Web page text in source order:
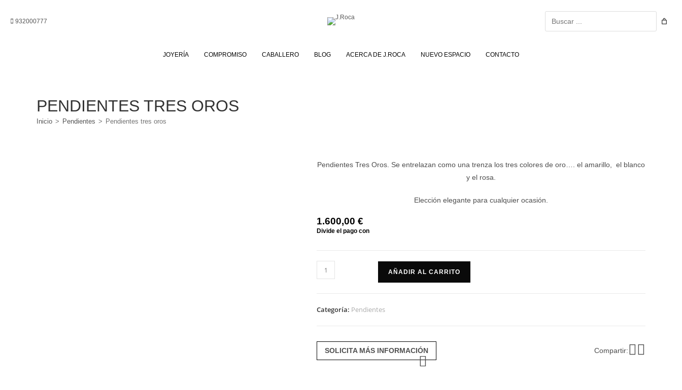
932000777
JOYERÍA COMPROMISO CABALLERO BLOG ACERCA DE J.ROCA NUEVO ESPACIO CONTACTO
PENDIENTES TRES OROS
Inicio > Pendientes > Pendientes tres oros
Pendientes Tres Oros. Se entrelazan como una trenza los tres colores de oro…. el amarillo, el blanco
y el rosa.
Elección elegante para cualquier ocasión.
1.600,00 €
Pendientes
tres
cantidad
AÑADIR AL CARRITO
Categoría: Pendientes
SOLICITA MÁS INFORMACIÓN Compartir: